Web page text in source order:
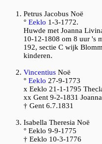
Petrus Jacobus Noë
° Eeklo 1-3-1772.
Huwde met Joanna
10-12-1808 om 8 uur 's
192, sectie C wijk
kinderen.
Vincentius Noë
° Eeklo 27-9-1773
x Eeklo 21-1-1795
xx Gent 9-2-1831
† Gent 6.7.1831
Isabella Theresia Noë
° Eeklo 9-9-1775
† Eeklo 10-3-1776